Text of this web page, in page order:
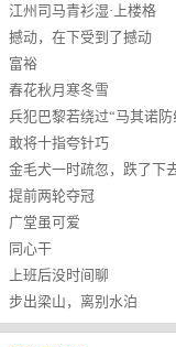
江州司马青衫湿·上楼格
撼动，在下受到了撼动
富裕
春花秋月寒冬雪
兵犯巴黎若绕过“马其诺防
入境也。
敢将十指夸针巧
金毛犬一时疏忽，跌了下
提前两轮夺冠
广堂虽可爱
同心干
上班后没时间聊
步出梁山，离别水泊